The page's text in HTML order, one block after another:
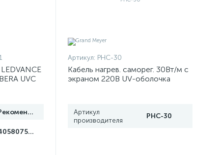
UVC
Рекомендуем
4058075499201
Артикул: PHC-30
Кабель нагрев. саморег. 30Вт/м с
экраном 220В UV-оболочка
Артикул
производителя
PHC-30